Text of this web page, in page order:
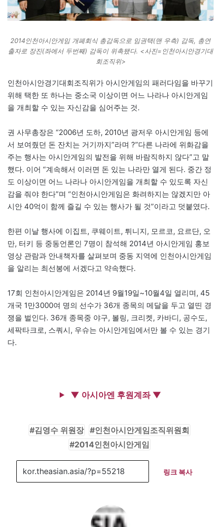
2014인천아시안게임 개폐회식 총감독으로 임권택(맨 우측) 감독, 총연
출자로 장진(좌에서 두번째) 감독이 위촉됐다. <사진=인천아시안경기대
회조직위>
인천아시안경기대회조직위가 아시안게임의 패러다임을 바꾸기
위해 택한 또 하나는 중소국 이상이면 어느 나라나 아시안게임
을 개최할 수 있는 자신감을 심어주는 것.
권 사무총장은 “2006년 도하, 2010년 광저우 아시안게임 등에
서 보여줬던 돈 잔치는 거기까지”라며 ?”다른 나라에 위화감을
주는 행사는 아시안게임의 발전을 위해 바람직하지 않다”고 말
했다. 이어 “계속해서 이러면 돈 있는 나라만 열게 된다. 중간 정
도 이상이면 어느 나라나 아시안게임을 개최할 수 있도록 자신
감을 줘야 한다”며 “인천아시안게임은 화려하지는 않겠지만 아
시안 40억이 함께 즐길 수 있는 행사가 될 것”이라고 덧붙였다.
한편 이날 행사에 이집트, 쿠웨이트, 튀니지, 모르코, 요르단, 오
만, 터키 등 중동언론인 7명이 참석해 2014년 아시안게임 홍보
영상 관람과 안내책자를 살펴보며 중동 지역에 인천아시안게임
을 알리는 최선봉에 서겠다고 약속했다.
17회 인천아시안게임은 2014년 9월19일~10월4일 열리며, 45
개국 1만3000여 명의 선수가 36개 종목의 메달을 두고 열띤 경
쟁을 벌인다. 36개 종목중 야구, 볼링, 크리켓, 카바디, 공수도,
세팍타크로, 스쿼시, 우슈는 아시안게임에서만 볼 수 있는 경기
다.
▼ 아시아엔 후원계좌 ▼
김영수 위원장
인천아시안게임조직위원회
2014인천아시안게임
링크 복사